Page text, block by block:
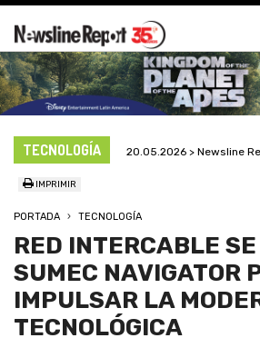
TECNOLOGÍA 20.05.2026 > Newsline
IMPRIMIR
PORTADA TECNOLOGÍA
RED INTERCABLE
SUMEC NAVIGATOR
IMPULSAR LA
TECNOLÓGICA